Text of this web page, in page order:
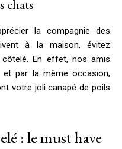
chats
la compagnie des
à la maison, évitez
côtelé. En effet, nos amis
par la même occasion,
votre joli canapé de poils
: le must have